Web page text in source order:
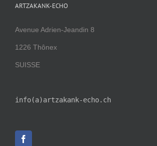
ARTZAKANK-ECHO
Avenue Adrien-Jeandin 8
1226 Thônex
SUISSE
info(a)artzakank-echo.ch